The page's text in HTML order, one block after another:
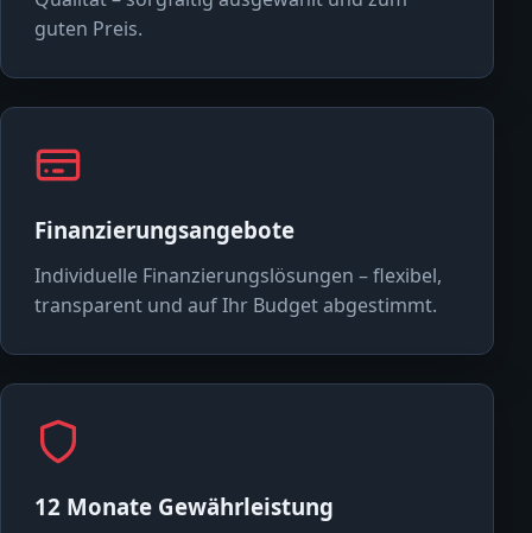
guten Preis.
Finanzierungsangebote
Individuelle Finanzierungslösungen – flexibel,
transparent und auf Ihr Budget abgestimmt.
12 Monate Gewährleistung